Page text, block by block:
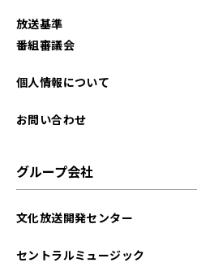
放送基準
番組審議会
個人情報について
お問い合わせ
グループ会社
文化放送開発センター
セントラルミュージック